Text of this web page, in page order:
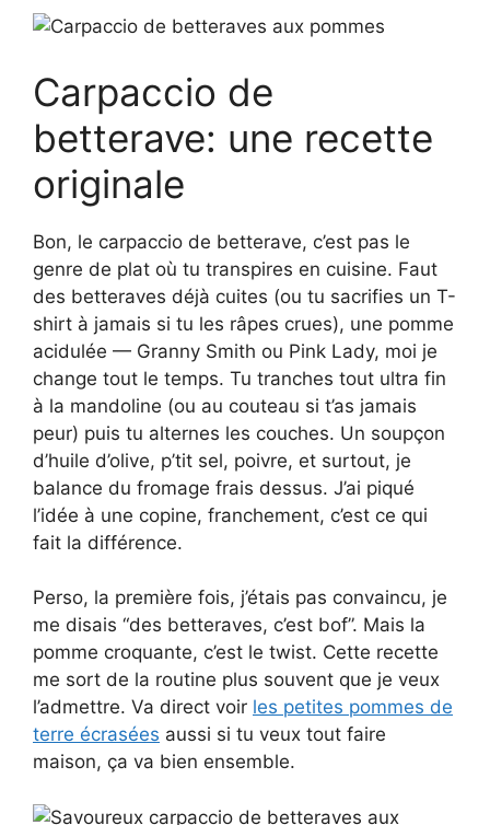
Carpaccio de
betterave: une recette
originale
Bon, le carpaccio de betterave, c’est pas le
genre de plat où tu transpires en cuisine. Faut
des betteraves déjà cuites (ou tu sacrifies un T-
shirt à jamais si tu les râpes crues), une pomme
acidulée — Granny Smith ou Pink Lady, moi je
change tout le temps. Tu tranches tout ultra fin
à la mandoline (ou au couteau si t’as jamais
peur) puis tu alternes les couches. Un soupçon
d’huile d’olive, p’tit sel, poivre, et surtout, je
balance du fromage frais dessus. J’ai piqué
l’idée à une copine, franchement, c’est ce qui
fait la différence.
Perso, la première fois, j’étais pas convaincu, je
me disais “des betteraves, c’est bof”. Mais la
pomme croquante, c’est le twist. Cette recette
me sort de la routine plus souvent que je veux
l’admettre. Va direct voir les petites pommes de
terre écrasées aussi si tu veux tout faire
maison, ça va bien ensemble.